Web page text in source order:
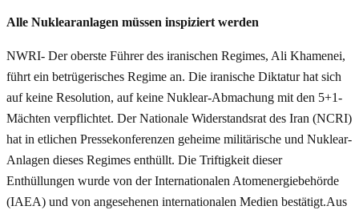
Alle Nuklearanlagen müssen inspiziert werden
NWRI- Der oberste Führer des iranischen Regimes, Ali Khamenei,
führt ein betrügerisches Regime an. Die iranische Diktatur hat sich
auf keine Resolution, auf keine Nuklear-Abmachung mit den 5+1-
Mächten verpflichtet. Der Nationale Widerstandsrat des Iran (NCRI)
hat in etlichen Pressekonferenzen geheime militärische und Nuklear-
Anlagen dieses Regimes enthüllt. Die Triftigkeit dieser
Enthüllungen wurde von der Internationalen Atomenergiebehörde
(IAEA) und von angesehenen internationalen Medien bestätigt.Aus